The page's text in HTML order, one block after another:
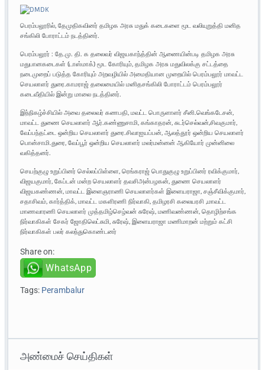
பெரம்பலூரில், தேமுதிகவினர் தமிழக அரசு மதுக் கடைகளை மூட வலியுறுத்தி மனித
சங்கிலி போராட்டம் நடத்தினர்.
பெரம்பலூர் : தே.மு. தி. க தலைவர் விஜயகாந்த்தின் ஆணையின்படி தமிழக அரசு
மதுபானகடைகள் (டாஸ்மாக்) மூட கோரியும், தமிழக அரசு மதுவிலக்கு சட்டத்தை
நடைமுறைப் படுத்த கோரியும் அறவழியில் அமைதியான முறையில் பெரம்பலூர் மாவட்ட
செயலாளர் துரை.காமராஜ் தலைமையில் மனிதசங்கிலி போராட்டம் பெரம்பலூர்
கடைவீதியில் இன்று மாலை நடத்தினர்.
இந்நிகழ்ச்சியில் அவை தலைவர் கணபதி, மவட்ட பொருளாளர் சீனி.வெங்கடேசன்,
மாவட்ட துணை செயலாளர் ஆர்.கண்ணுசாமி, கங்காதரன், சுடர்செல்வன்,சிவகுமார்,
வேப்பந்தட்டை ஒன்றிய செயலாளர் துரை.சிவாஐயப்பன், ஆலத்தூர் ஒன்றிய செயலாளர்
பொன்சாமி.துரை, வேப்பூர் ஒன்றிய செயலாளர் மலர்மன்னன் ஆகியோர் முன்னிலை
வகித்தனர்.
செயற்குழு உறுப்பினர் செல்லப்பிள்ளை, ரெங்கராஜ் பொதுகுழு உறுப்பினர் ரவிக்குமார்,
விஜயகுமார், கேப்டன் மன்ற செயலாளர் தவசிஅன்பழகன், துணை செயலாளர்
விஜயகண்ணன், மாவட்ட இளைஞராணி செயலாளர்கள் இளையராஜா, சஞ்சீவிக்குமார்,
சதாசிவம், கார்த்திக், மாவட்ட மகளிரணி நிர்வாகி, தமிழரசி கலையரசி ,மாவட்ட
மாணவாரணி செயலாளர் முத்தமிழ்செழ்வன் சுரேஷ், மணிவண்ணன், தொழிற்சங்க
நிர்வாகிகள் சேகர் ஜோதிலெட்சுமி, சுரேஷ், இளையராஜா மணிமாறன் மற்றும் கட்சி
நிர்வாகிகள் பலர் கலந்துகொண்டனர்
Share on:
WhatsApp
Tags: Perambalur
அண்மைச் செய்திகள்